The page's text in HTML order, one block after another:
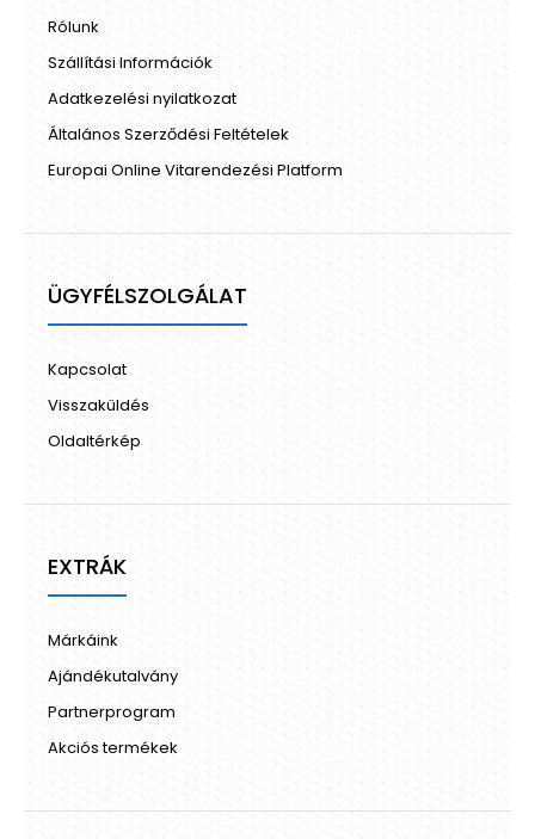
Rólunk
Szállítási Információk
Adatkezelési nyilatkozat
Általános Szerződési Feltételek
Europai Online Vitarendezési Platform
ÜGYFÉLSZOLGÁLAT
Kapcsolat
Visszaküldés
Oldaltérkép
EXTRÁK
Márkáink
Ajándékutalvány
Partnerprogram
Akciós termékek